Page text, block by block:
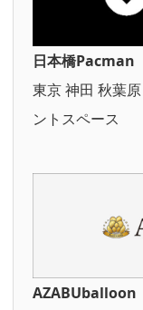
日本橋Pacman
東京 神田 秋葉
ントスペース
AZABUballoon